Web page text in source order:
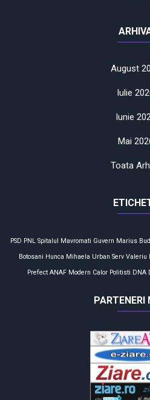
August
Iulie
Iunie
Mai
Toata
PSD PNL Spitalul Mavromati Guvern Marius
Botosani Hunca Mihaela Urban Serv Valeriu
Prefect ANAF Modern Calor Politisti DNA
PARTENERI